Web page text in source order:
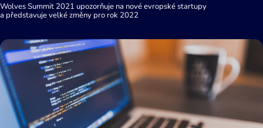
Wolves Summit 2021 upozorňuje na nové evropské startupy
a představuje velké změny pro rok 2022